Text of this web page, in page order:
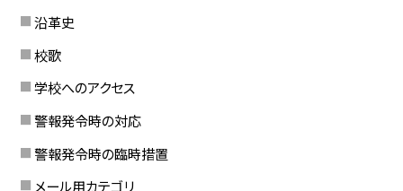
沿革史
校歌
学校へのアクセス
警報発令時の対応
警報発令時の臨時措置
メール用カテゴリ